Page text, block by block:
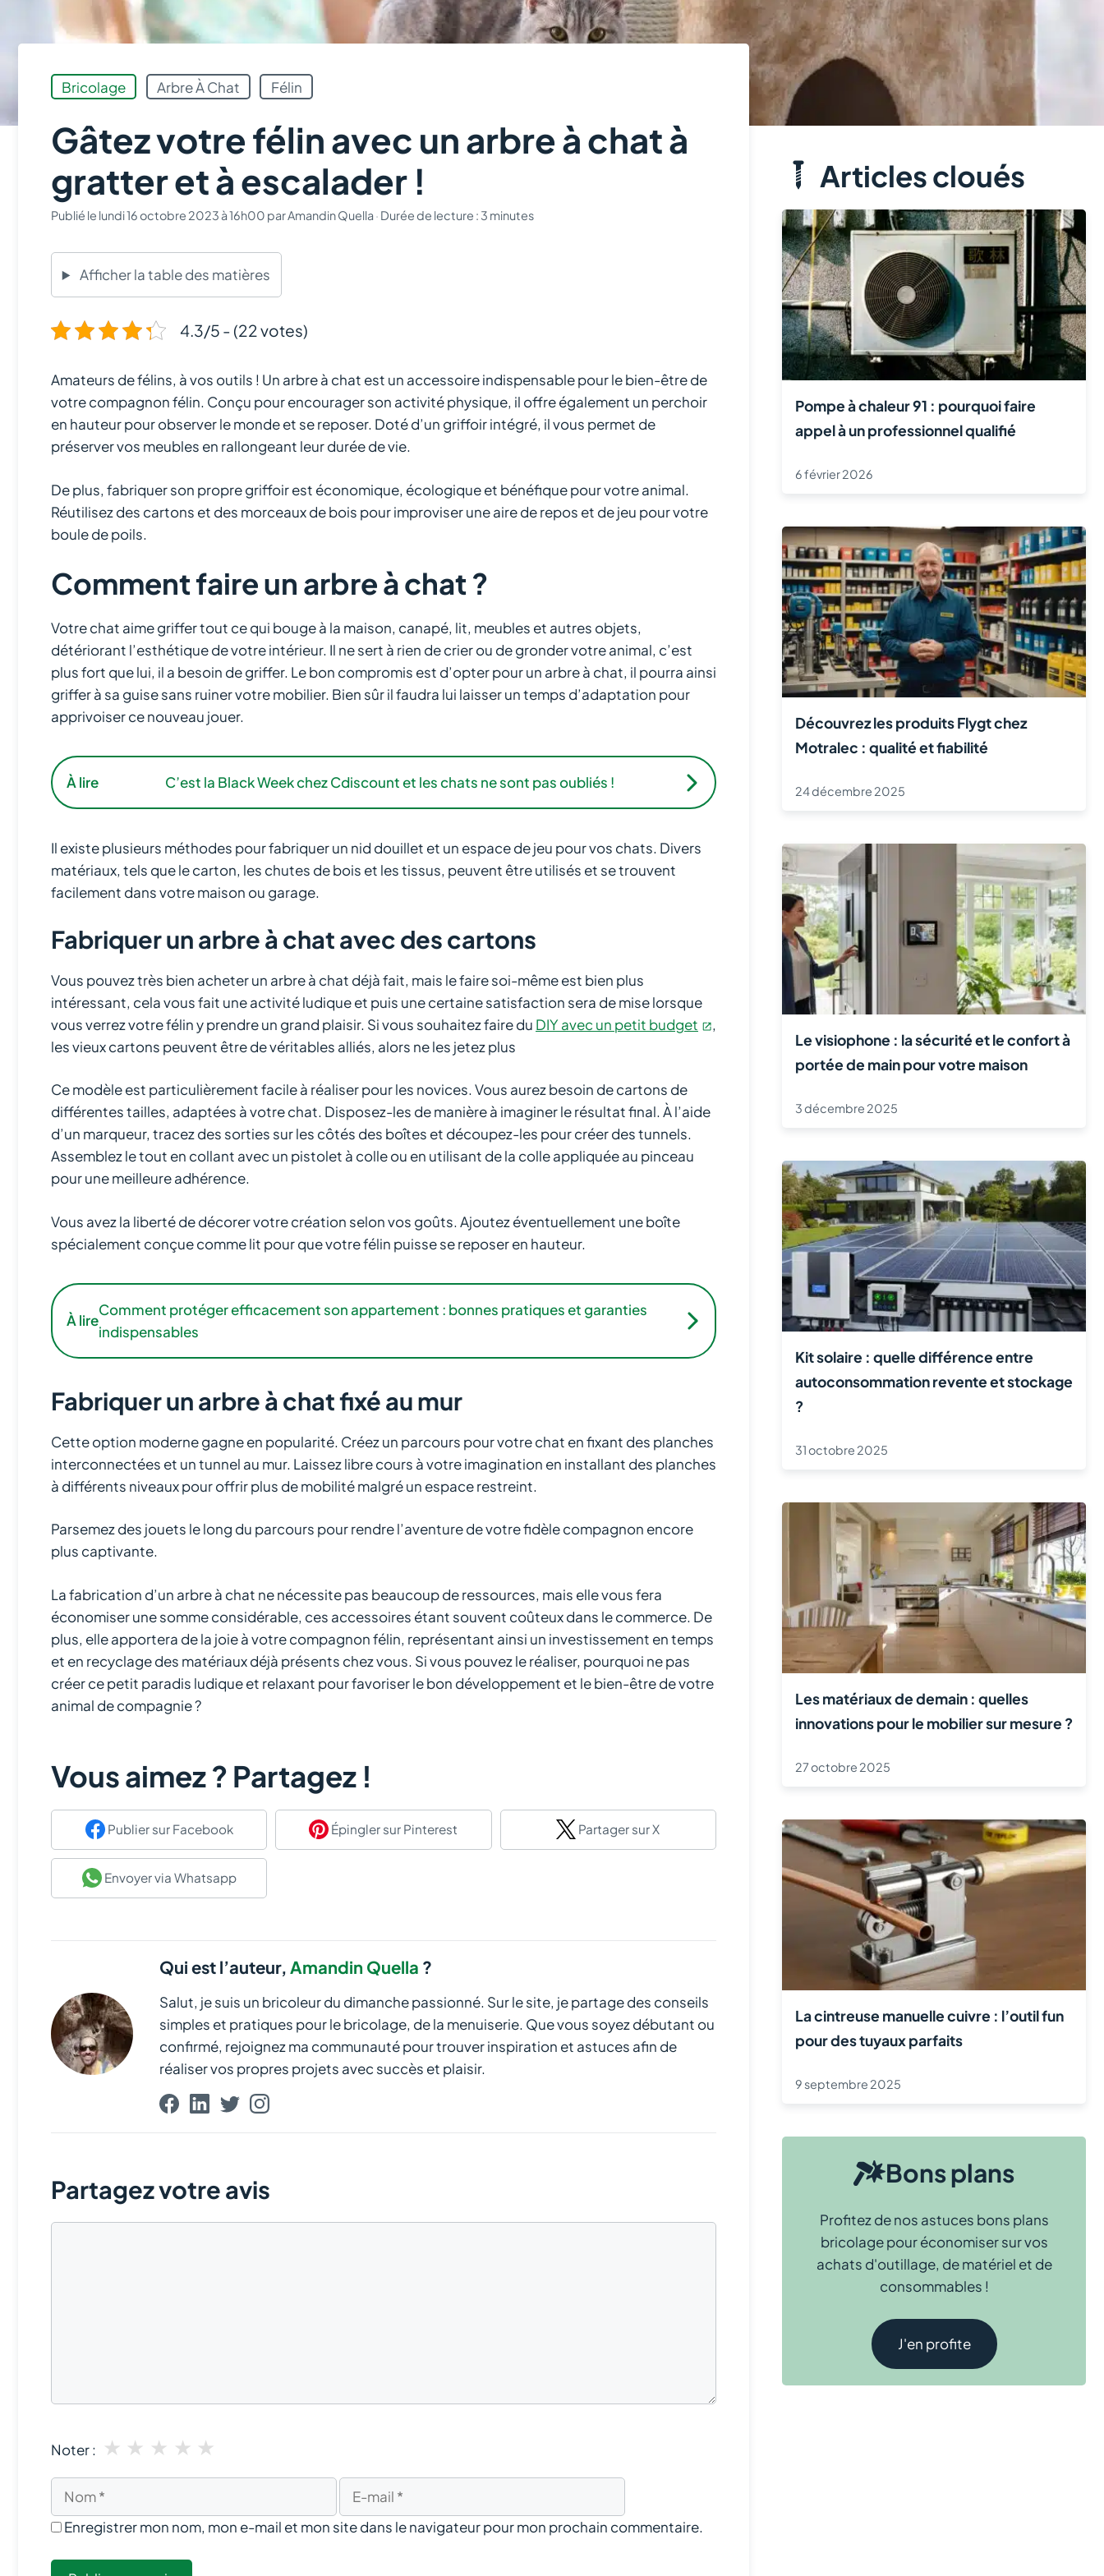
Bricolage Arbre À Chat Félin
Gâtez votre félin avec un arbre à chat à
gratter et à escalader !
Publié le lundi 16 octobre 2023 à 16h00 parAmandin Quella· Durée de lecture : 3 minutes
Afficher la table des matières
4.3/5 - (22 votes)
Amateurs de félins, à vos outils ! Un arbre à chat est un accessoire indispensable pour le bien-être de
votre compagnon félin. Conçu pour encourager son activité physique, il offre également un perchoir
en hauteur pour observer le monde et se reposer. Doté d’un griffoir intégré, il vous permet de
préserver vos meubles en rallongeant leur durée de vie.
De plus, fabriquer son propre griffoir est économique, écologique et bénéfique pour votre animal.
Réutilisez des cartons et des morceaux de bois pour improviser une aire de repos et de jeu pour votre
boule de poils.
Comment faire un arbre à chat ?
Votre chat aime griffer tout ce qui bouge à la maison, canapé, lit, meubles et autres objets,
détériorant l’esthétique de votre intérieur. Il ne sert à rien de crier ou de gronder votre animal, c’est
plus fort que lui, il a besoin de griffer. Le bon compromis est d’opter pour un arbre à chat, il pourra ainsi
griffer à sa guise sans ruiner votre mobilier. Bien sûr il faudra lui laisser un temps d’adaptation pour
apprivoiser ce nouveau jouer.
À lire C’est la Black Week chez Cdiscount et les chats ne sont pas oubliés !
Il existe plusieurs méthodes pour fabriquer un nid douillet et un espace de jeu pour vos chats. Divers
matériaux, tels que le carton, les chutes de bois et les tissus, peuvent être utilisés et se trouvent
facilement dans votre maison ou garage.
Fabriquer un arbre à chat avec des cartons
Vous pouvez très bien acheter un arbre à chat déjà fait, mais le faire soi-même est bien plus
intéressant, cela vous fait une activité ludique et puis une certaine satisfaction sera de mise lorsque
vous verrez votre félin y prendre un grand plaisir. Si vous souhaitez faire du DIY avec un petit budget
,
les vieux cartons peuvent être de véritables alliés, alors ne les jetez plus
Ce modèle est particulièrement facile à réaliser pour les novices. Vous aurez besoin de cartons de
différentes tailles, adaptées à votre chat. Disposez-les de manière à imaginer le résultat final. À l’aide
d’un marqueur, tracez des sorties sur les côtés des boîtes et découpez-les pour créer des tunnels.
Assemblez le tout en collant avec un pistolet à colle ou en utilisant de la colle appliquée au pinceau
pour une meilleure adhérence.
Vous avez la liberté de décorer votre création selon vos goûts. Ajoutez éventuellement une boîte
spécialement conçue comme lit pour que votre félin puisse se reposer en hauteur.
À lire
Comment protéger efficacement son appartement : bonnes pratiques et garanties
indispensables
Fabriquer un arbre à chat fixé au mur
Cette option moderne gagne en popularité. Créez un parcours pour votre chat en fixant des planches
interconnectées et un tunnel au mur. Laissez libre cours à votre imagination en installant des planches
à différents niveaux pour offrir plus de mobilité malgré un espace restreint.
Parsemez des jouets le long du parcours pour rendre l’aventure de votre fidèle compagnon encore
plus captivante.
La fabrication d’un arbre à chat ne nécessite pas beaucoup de ressources, mais elle vous fera
économiser une somme considérable, ces accessoires étant souvent coûteux dans le commerce. De
plus, elle apportera de la joie à votre compagnon félin, représentant ainsi un investissement en temps
et en recyclage des matériaux déjà présents chez vous. Si vous pouvez le réaliser, pourquoi ne pas
créer ce petit paradis ludique et relaxant pour favoriser le bon développement et le bien-être de votre
animal de compagnie ?
Vous aimez ? Partagez !
Publiersur Facebook Épingler sur Pinterest Partager sur X
Envoyervia Whatsapp
Qui est l’auteur,Amandin Quella ?
Salut, je suis un bricoleur du dimanche passionné. Sur le site, je partage des conseils
simples et pratiques pour le bricolage, de la menuiserie. Que vous soyez débutant ou
confirmé, rejoignez ma communauté pour trouver inspiration et astuces afin de
réaliser vos propres projets avec succès et plaisir.
Partagez votre avis
Noter : ★
★
★
★
★
Nom
mail
Enregistrer mon nom, mon e-mail et mon site dans le navigateur pour mon prochain commentaire.
Articles cloués
Pompe à chaleur 91 : pourquoi faire
appel à un professionnel qualifié
6 février 2026
Découvrez les produits Flygt chez
Motralec : qualité et fiabilité
24 décembre 2025
Le visiophone : la sécurité et le confort à
portée de main pour votre maison
3 décembre 2025
Kit solaire : quelle différence entre
autoconsommation revente et stockage
?
31 octobre 2025
Les matériaux de demain : quelles
innovations pour le mobilier sur mesure ?
27 octobre 2025
La cintreuse manuelle cuivre : l’outil fun
pour des tuyaux parfaits
9 septembre 2025
Bons plans
Profitez de nos astuces bons plans
bricolage pour économiser sur vos
achats d'outillage, de matériel et de
consommables !
J'en profite